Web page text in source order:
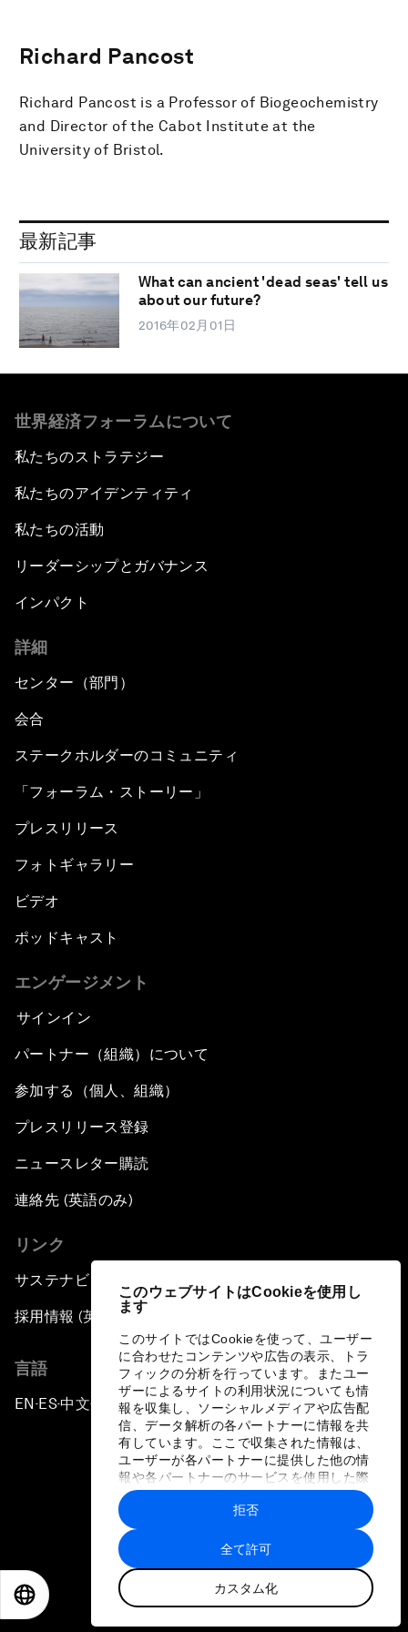
このウェブサイトはCookieを使用し
ます
このサイトではCookieを使って、ユーザー
に合わせたコンテンツや広告の表示、トラ
フィックの分析を行っています。またユー
ザーによるサイトの利用状況についても情
報を収集し、ソーシャルメディアや広告配
信、データ解析の各パートナーに情報を共
有しています。ここで収集された情報は、
ユーザーが各パートナーに提供した他の情
報や各パートナーのサービスを使用した際
に収集された情報と組み合わされ、各パー
トナーによって使用されることがありま
す。
全て許可
カスタム化
拒否
Richard Pancost
Richard Pancost is a Professor of Biogeochemistry
and Director of the Cabot Institute at the
University of Bristol.
最新記事
What can ancient 'dead seas' tell us
about our future?
2016年02月01日
世界経済フォーラムについて
私たちのストラテジー
私たちのアイデンティティ
私たちの活動
リーダーシップとガバナンス
インパクト
詳細
センター（部門）
会合
ステークホルダーのコミュニティ
「フォーラム・ストーリー」
プレスリリース
フォトギャラリー
ビデオ
ポッドキャスト
エンゲージメント
サインイン
パートナー（組織）について
参加する（個人、組織）
プレスリリース登録
ニュースレター購読
連絡先 (英語のみ)
リンク
サステナビリティへの取り組み
採用情報 (英語のみ)
言語
EN ▪ES▪中文▪ 日本語
プライバシーポリシーと利用規約
サイトマップ
©
世界経済フォーラム